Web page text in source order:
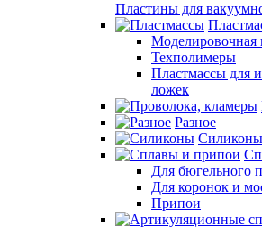
Пластины для
Моделировочная
Техполимеры
Пластмассы для
ложек
Разное
Силиконы
Для бюгельного
Для коронок и
Припои